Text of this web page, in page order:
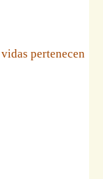
pertenecen